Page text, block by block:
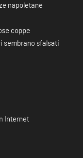
napoletane
coppe
sembrano sfalsati
Internet